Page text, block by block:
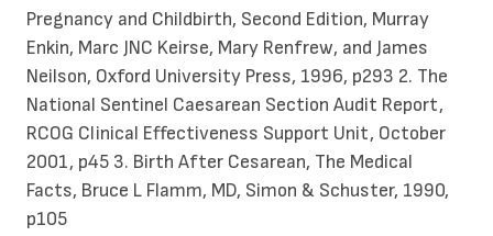
Pregnancy and Childbirth, Second Edition, Murray
Enkin, Marc JNC Keirse, Mary Renfrew, and James
Neilson, Oxford University Press, 1996, p293 2. The
National Sentinel Caesarean Section Audit Report,
RCOG Clinical Effectiveness Support Unit, October
2001, p45 3. Birth After Cesarean, The Medical
Facts, Bruce L Flamm, MD, Simon & Schuster, 1990,
p105